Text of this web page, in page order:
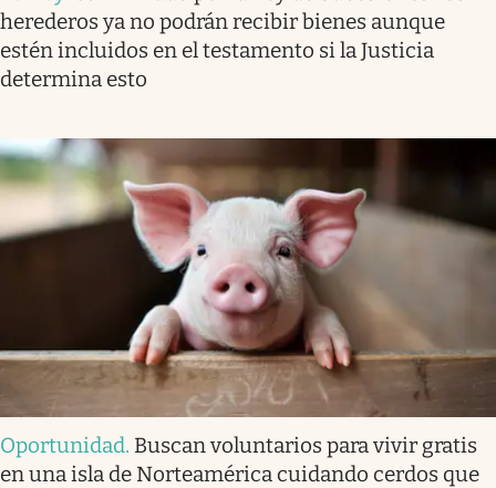
herederos ya no podrán recibir bienes aunque
estén incluidos en el testamento si la Justicia
determina esto
Oportunidad. Buscan voluntarios para vivir gratis
en una isla de Norteamérica cuidando cerdos que